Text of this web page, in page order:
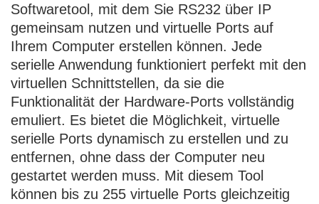
Softwaretool, mit dem Sie RS232 über IP
gemeinsam nutzen und virtuelle Ports auf
Ihrem Computer erstellen können. Jede
serielle Anwendung funktioniert perfekt mit den
virtuellen Schnittstellen, da sie die
Funktionalität der Hardware-Ports vollständig
emuliert. Es bietet die Möglichkeit, virtuelle
serielle Ports dynamisch zu erstellen und zu
entfernen, ohne dass der Computer neu
gestartet werden muss. Mit diesem Tool
können bis zu 255 virtuelle Ports gleichzeitig